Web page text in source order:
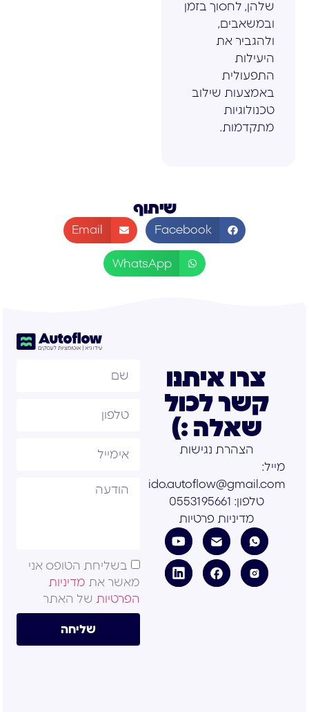
שלהן, לחסוך בזמן
ובמשאבים,
ולהגביר את
היעילות
התפעולית
באמצעות שילוב
טכנולוגיות
מתקדמות.
שיתוף
Facebook
Email
WhatsApp
צרו איתנו
קשר לכול
שאלה :)
הצהרת נגישות
מייל:
ido.autoflow@gmail.com
טלפון: 0553195661
מדיניות פרטיות
בשליחת הטופס אני
מאשר את מדיניות
הפרטיות של האתר
שליחה